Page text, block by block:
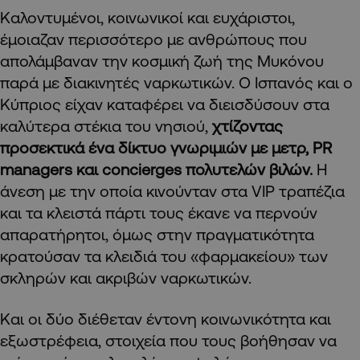
Καλοντυμένοι, κοινωνικοί και ευχάριστοι,
έμοιαζαν περισσότερο με ανθρώπους που
απολάμβαναν την κοσμική ζωή της Μυκόνου
παρά με διακινητές ναρκωτικών. Ο Ισπανός και ο
Κύπριος είχαν καταφέρει να διεισδύσουν στα
καλύτερα στέκια του νησιού, χτίζοντας
προσεκτικά ένα δίκτυο γνωριμιών με μετρ, PR
managers και concierges πολυτελών βιλών. Η
άνεση με την οποία κινούνταν στα VIP τραπέζια
και τα κλειστά πάρτι τους έκανε να περνούν
απαρατήρητοι, όμως στην πραγματικότητα
κρατούσαν τα κλειδιά του «φαρμακείου» των
σκληρών και ακριβών ναρκωτικών.
Και οι δύο διέθεταν έντονη κοινωνικότητα και
εξωστρέφεια, στοιχεία που τους βοήθησαν να